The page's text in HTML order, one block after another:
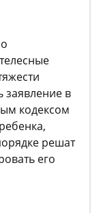
заявление в
кодексом
решат
его